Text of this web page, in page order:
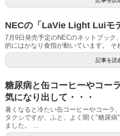
NECの「LaVie Light Luiモ
7月9日発売予定のNECのネットブック
的にはかなり食指が動いています。 そ
記事を読
糖尿病と缶コーヒーやコー
気になり出して・・・
暑くなると冷たい缶コーヒーやコーラ
タクシですが、ふと、よく聞く"糖尿
ました。 ...